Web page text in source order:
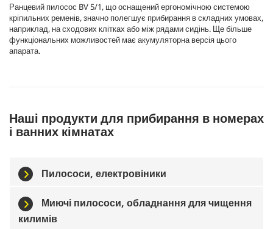
Ранцевий пилосос BV 5/1, що оснащений ергономічною системою
кріпильних ременів, значно полегшує прибирання в складних умовах,
наприклад, на сходових клітках або між рядами сидінь. Ще більше
функціональних можливостей має акумуляторна версія цього
апарата.
Наші продукти для прибирання в номерах
і ванних кімнатах
Пилососи, електровіники
Миючі пилососи, обладнання для чищення
килимів